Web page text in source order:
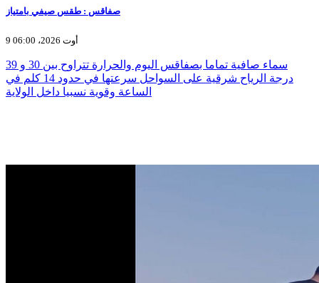
صفاقس : طقس صيفي بامتياز
9 أوت 2026، 06:00
سماء صافية تماما بصفاقس اليوم والحرارة تتراوح بين 30 و 39
درجة الرياح شرقية على السواحل سرعتها في حدود 14 كلم في
الساعة وقوية نسبيا داخل الولاية